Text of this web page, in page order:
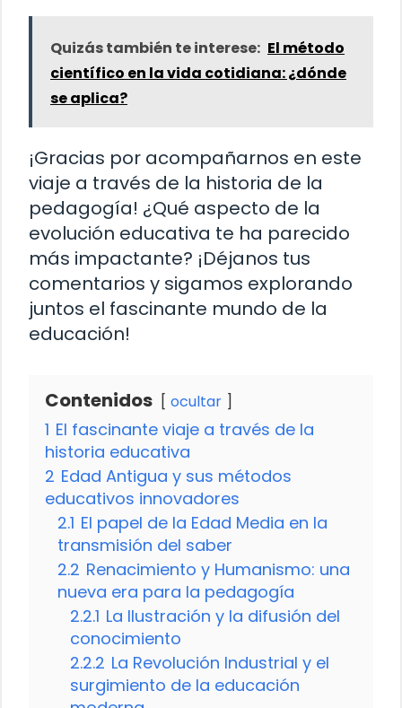
Quizás también te interese: El método
científico en la vida cotidiana: ¿dónde
se aplica?
¡Gracias por acompañarnos en este
viaje a través de la historia de la
pedagogía! ¿Qué aspecto de la
evolución educativa te ha parecido
más impactante? ¡Déjanos tus
comentarios y sigamos explorando
juntos el fascinante mundo de la
educación!
Contenidos ocultar
1 El fascinante viaje a través de la
historia educativa
2 Edad Antigua y sus métodos
educativos innovadores
2.1 El papel de la Edad Media en la
transmisión del saber
2.2 Renacimiento y Humanismo: una
nueva era para la pedagogía
2.2.1 La Ilustración y la difusión del
conocimiento
2.2.2 La Revolución Industrial y el
surgimiento de la educación